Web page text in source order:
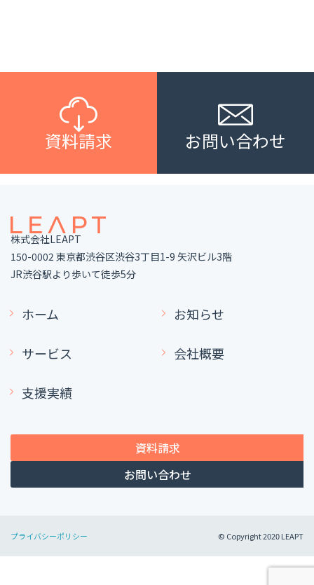
資料請求 お問い合わせ
株式会社LEAPT
150-0002 東京都渋谷区渋谷3丁目1-9 矢沢ビル3階
JR渋谷駅より歩いて徒歩5分
ホーム
サービス
支援実績
お知らせ
会社概要
資料請求
お問い合わせ
プライバシーポリシー © Copyright 2020 LEAPT